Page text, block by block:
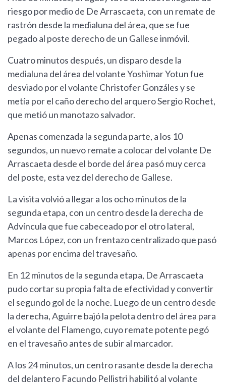
riesgo por medio de De Arrascaeta, con un remate de
rastrón desde la medialuna del área, que se fue
pegado al poste derecho de un Gallese inmóvil.
Cuatro minutos después, un disparo desde la
medialuna del área del volante Yoshimar Yotun fue
desviado por el volante Christofer Gonzáles y se
metía por el caño derecho del arquero Sergio Rochet,
que metió un manotazo salvador.
Apenas comenzada la segunda parte, a los 10
segundos, un nuevo remate a colocar del volante De
Arrascaeta desde el borde del área pasó muy cerca
del poste, esta vez del derecho de Gallese.
La visita volvió a llegar a los ocho minutos de la
segunda etapa, con un centro desde la derecha de
Advíncula que fue cabeceado por el otro lateral,
Marcos López, con un frentazo centralizado que pasó
apenas por encima del travesaño.
En 12 minutos de la segunda etapa, De Arrascaeta
pudo cortar su propia falta de efectividad y convertir
el segundo gol de la noche. Luego de un centro desde
la derecha, Aguirre bajó la pelota dentro del área para
el volante del Flamengo, cuyo remate potente pegó
en el travesaño antes de subir al marcador.
A los 24 minutos, un centro rasante desde la derecha
del delantero Facundo Pellistri habilitó al volante